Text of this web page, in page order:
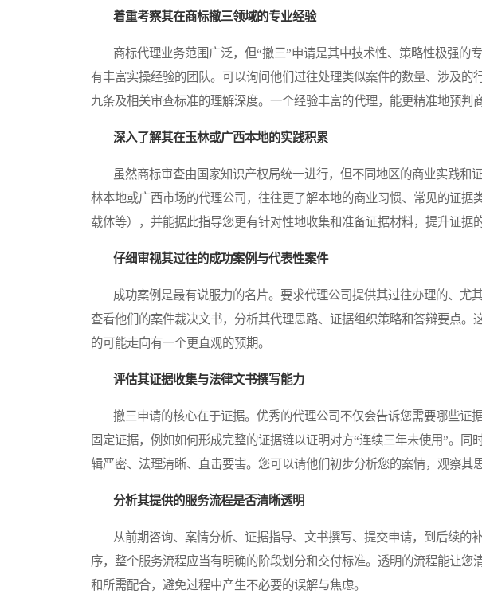
着重考察其在商标撤三领域的专业经验
商标代理业务范围广泛，但“撤三”申请是其中技术性、策略性极强的
有丰富实操经验的团队。可以询问他们过往处理类似案件的数量、涉及的
九条及相关审查标准的理解深度。一个经验丰富的代理，能更精准地预判
深入了解其在玉林或广西本地的实践积累
虽然商标审查由国家知识产权局统一进行，但不同地区的商业实践和
林本地或广西市场的代理公司，往往更了解本地的商业习惯、常见的证据
载体等），并能据此指导您更有针对性地收集和准备证据材料，提升证据
仔细审视其过往的成功案例与代表性案件
成功案例是最有说服力的名片。要求代理公司提供其过往办理的、尤其
查看他们的案件裁决文书，分析其代理思路、证据组织策略和答辩要点。
的可能走向有一个更直观的预期。
评估其证据收集与法律文书撰写能力
撤三申请的核心在于证据。优秀的代理公司不仅会告诉您需要哪些证
固定证据，例如如何形成完整的证据链以证明对方“连续三年未使用”。同
辑严密、法理清晰、直击要害。您可以请他们初步分析您的案情，观察其
分析其提供的服务流程是否清晰透明
从前期咨询、案情分析、证据指导、文书撰写、提交申请，到后续的
序，整个服务流程应当有明确的阶段划分和交付标准。透明的流程能让您
和所需配合，避免过程中产生不必要的误解与焦虑。